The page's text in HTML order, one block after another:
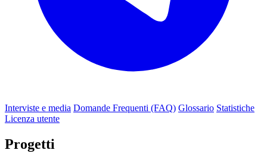
Interviste e media Domande Frequenti (FAQ) Glossario Statistiche
Licenza utente
Progetti